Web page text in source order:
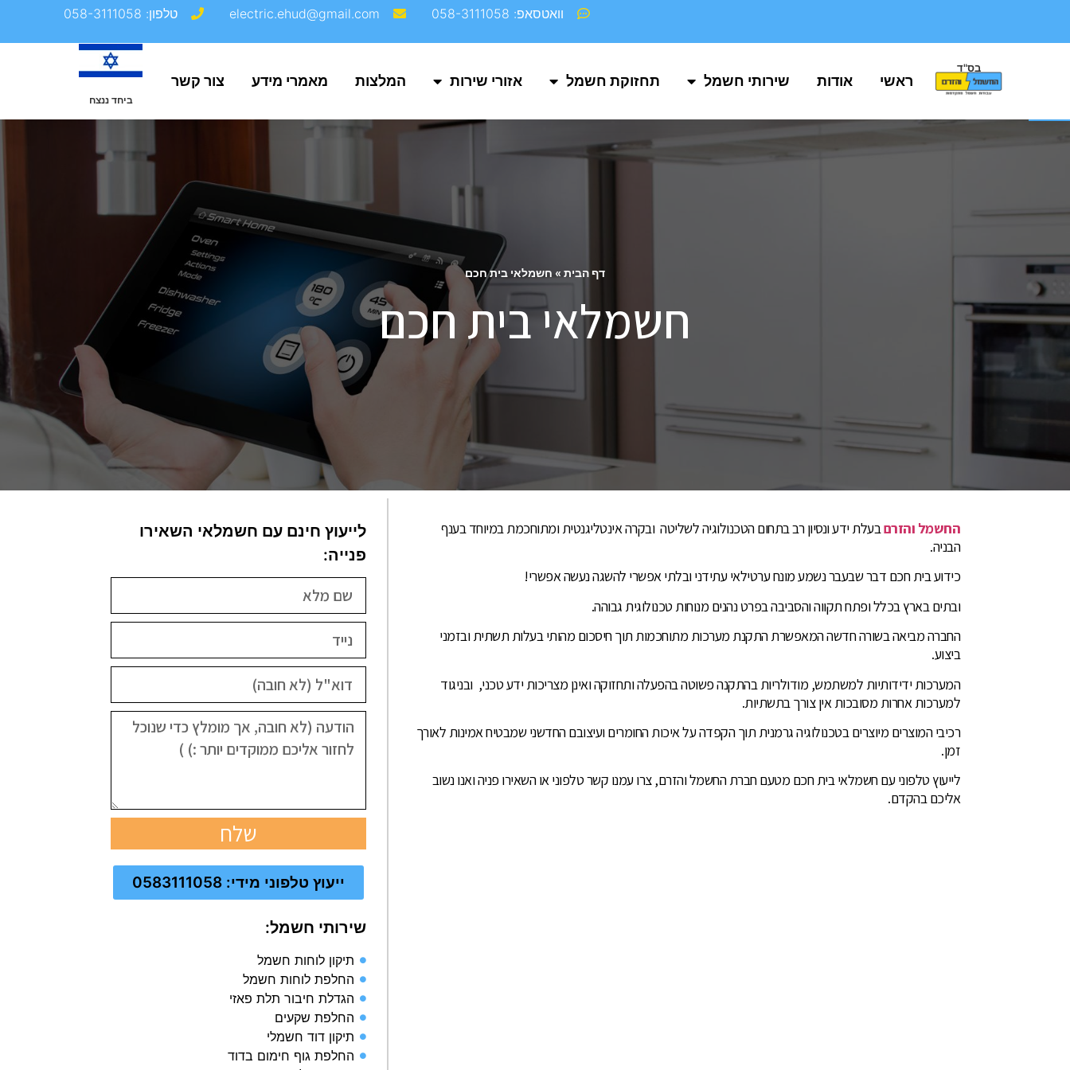
פתח סרגל נגישות
וואטסאפ: 058-3111058 electric.ehud@gmail.com‬ טלפון: 058-3111058
בס"ד
ראשי אודות שירותי חשמל תחזוקת חשמל אזורי שירות המלצות מאמרי מידע צור קשר
ביחד ננצח
דף הבית » חשמלאי בית חכם
חשמלאי בית חכם
החשמל והזרםבעלת ידע ונסיון רב בתחום הטכנולוגיה לשליטה ובקרה אינטליגנטית ומתוחכמת במיוחד בענף
הבניה.
כידוע בית חכם דבר שבעבר נשמע מונח ערטילאי עתידני ובלתי אפשרי להשגה נעשה אפשרי!
ובתים בארץ בכלל ופתח תקווה והסביבה בפרט נהנים מנוחות טכנולוגית גבוהה.
החברה מביאה בשורה חדשה המאפשרת התקנת מערכות מתוחכמות תוך חיסכום מהותי בעלות תשתית ובזמני
ביצוע.
המערכות ידידותיות למשתמש, מודולריות בהתקנה פשוטה בהפעלה ותחזוקה ואינן מצריכות ידע טכני, ובניגוד
למערכות אחרות מסובכות אין צורך בתשתיות.
רכיבי המוצרים מיוצרים בטכנולוגיה גרמנית תוך הקפדה על איכות החומרים ועיצובם החדשני שמבטיח אמינות לאורך
זמן.
לייעוץ טלפוני עם חשמלאי בית חכם מטעם חברת החשמל והזרם, צרו עמנו קשר טלפוני או השאירו פניה ואנו נשוב
אליכם בהקדם.
לייעוץ חינם עם חשמלאי השאירו
פנייה:
שלח
ייעוץ טלפוני מידי: 0583111058
שירותי חשמל:
תיקון לוחות חשמל
החלפת לוחות חשמל
הגדלת חיבור תלת פאזי
החלפת שקעים
תיקון דוד חשמלי
החלפת גוף חימום בדוד